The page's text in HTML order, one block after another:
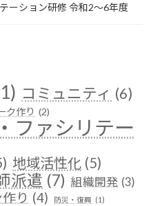
ーション研修 令和2〜6年度
コミュニティ (6)
ク作り (2)
ファシリテー
地域活性化 (5)
派遣 (7) 組織開発 (3)
り (4) 防災・復興 (1)